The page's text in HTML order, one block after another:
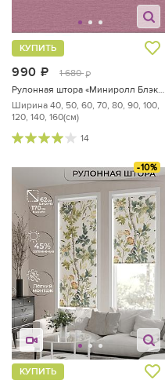
990 руб.
1 680 руб.
КУПИТЬ
Рулонная штора «Миниролл Блэкаут Сатин (малиновый) - ширина 60 см.»
Ширина 40, 50, 60, 70, 80, 90, 100,
120, 140, 160(см)
14
-10%
КУПИТЬ